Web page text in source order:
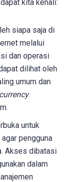
kita kenali:
siapa saja di
melalui
dan operasi
dilihat oleh
umum dan
.
untuk
pengguna
Akses dibatasi
dalam